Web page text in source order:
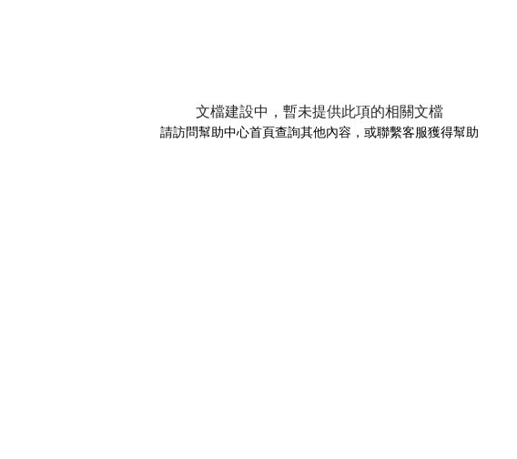
文檔建設中，暫未提供此項的相關文檔
請訪問幫助中心首頁查詢其他內容，或聯繫客服獲得幫助